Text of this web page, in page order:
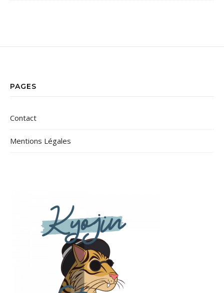
PAGES
Contact
Mentions Légales